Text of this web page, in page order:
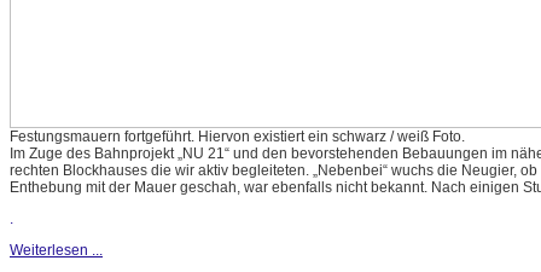
Festungsmauern fortgeführt. Hiervon existiert ein schwarz / weiß Foto.
Im Zuge des Bahnprojekt „NU 21“ und den bevorstehenden Bebauungen im
rechten Blockhauses die wir aktiv begleiteten. „Nebenbei“ wuchs die Neugier,
Enthebung mit der Mauer geschah, war ebenfalls nicht bekannt. Nach einigen
.
Weiterlesen ...